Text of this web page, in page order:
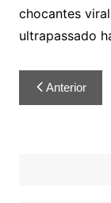
chocantes
ultrapassado
Anterior